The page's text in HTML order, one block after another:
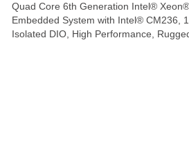
Quad Core 6th Generation Intel®
Embedded System with Intel® CM236,
Isolated DIO, High Performance,